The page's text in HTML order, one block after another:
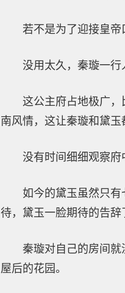
若不是为了迎接皇帝
没用太久，秦璇一行
这公主府占地极广
南风情，这让秦璇和黛玉
没有时间细细观察府
如今的黛玉虽然只
待，黛玉一脸期待的告辞
秦璇对自己的房间
屋后的花园。